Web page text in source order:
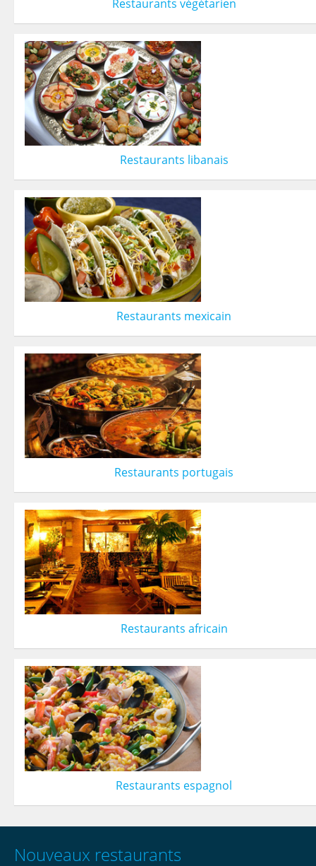
Restaurants végétarien
Restaurants libanais
Restaurants mexicain
Restaurants portugais
Restaurants africain
Restaurants espagnol
Nouveaux restaurants